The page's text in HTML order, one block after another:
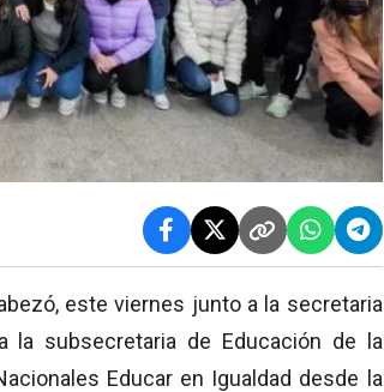
este viernes junto a la secretaria
la subsecretaria de Educación de la
Educar en Igualdad desde la